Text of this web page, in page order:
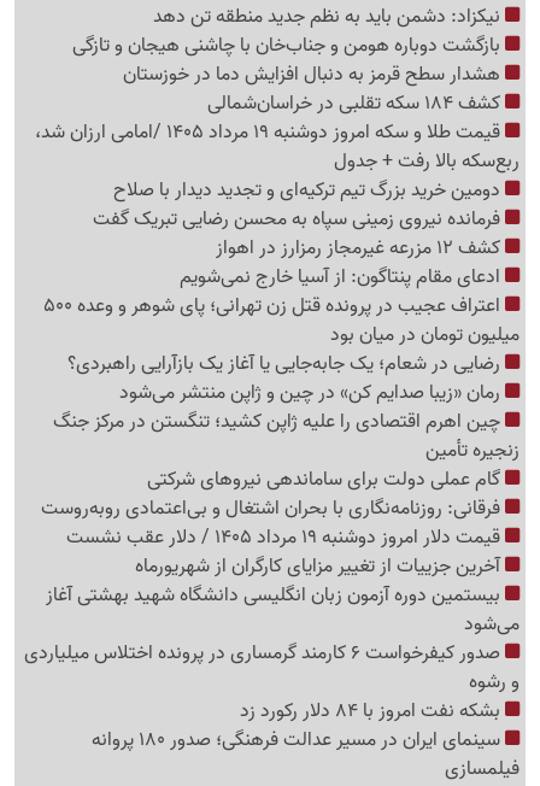
نیکزاد: دشمن باید به نظم جدید منطقه تن دهد
بازگشت دوباره هومن و جناب‌خان با چاشنی هیجان و تازگی
هشدار سطح قرمز به دنبال افزایش دما در خوزستان
کشف 184 سکه تقلبی در خراسان‌شمالی
قیمت طلا و سکه امروز دوشنبه 19 مرداد 1405 /امامی ارزان شد،
ربع‌سکه بالا رفت + جدول
دومین خرید بزرگ تیم ترکیه‌ای و تجدید دیدار با صلاح
فرمانده نیروی زمینی سپاه به محسن رضایی تبریک گفت
کشف 12 مزرعه غیرمجاز رمزارز در اهواز
ادعای مقام پنتاگون: از آسیا خارج نمی‌شویم
اعتراف عجیب در پرونده قتل زن تهرانی؛ پای شوهر و وعده 500
میلیون تومان در میان بود
رضایی در شعام؛ یک جابه‌جایی یا آغاز یک بازآرایی راهبردی؟
رمان «زیبا صدایم کن» در چین و ژاپن منتشر می‌شود
چین اهرم اقتصادی را علیه ژاپن کشید؛ تنگستن در مرکز جنگ
زنجیره تأمین
گام عملی دولت برای ساماندهی نیروهای شرکتی
فرقانی: روزنامه‌نگاری با بحران اشتغال و بی‌اعتمادی روبه‌روست
قیمت دلار امروز دوشنبه 19 مرداد 1405 / دلار عقب نشست
آخرین جزییات از تغییر مزایای کارگران از شهریورماه
بیستمین دوره آزمون زبان انگلیسی دانشگاه شهید بهشتی آغاز
می‌شود
صدور کیفرخواست 6 کارمند گرمساری در پرونده اختلاس میلیاردی
و رشوه
بشکه نفت امروز با 84 دلار رکورد زد
سینمای ایران در مسیر عدالت فرهنگی؛ صدور 180 پروانه
فیلمسازی